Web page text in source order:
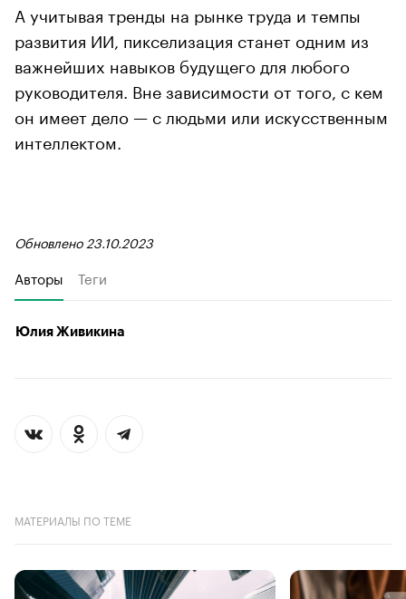
А учитывая тренды на рынке труда и темпы
развития ИИ, пикселизация станет одним из
важнейших навыков будущего для любого
руководителя. Вне зависимости от того, с кем
он имеет дело — с людьми или искусственным
интеллектом.
Обновлено 23.10.2023
Авторы Теги
Юлия Живикина
МАТЕРИАЛЫ ПО ТЕМЕ